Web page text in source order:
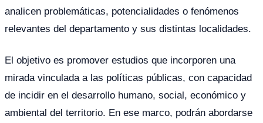
analicen problemáticas, potencialidades o fenómenos
relevantes del departamento y sus distintas localidades.
El objetivo es promover estudios que incorporen una
mirada vinculada a las políticas públicas, con capacidad
de incidir en el desarrollo humano, social, económico y
ambiental del territorio. En ese marco, podrán abordarse